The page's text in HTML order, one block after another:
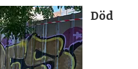
Död